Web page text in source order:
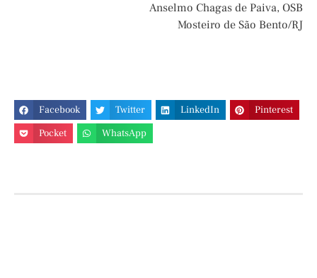
Anselmo Chagas de Paiva, OSB
Mosteiro de São Bento/RJ
Facebook Twitter LinkedIn
Pinterest
Pocket
WhatsApp